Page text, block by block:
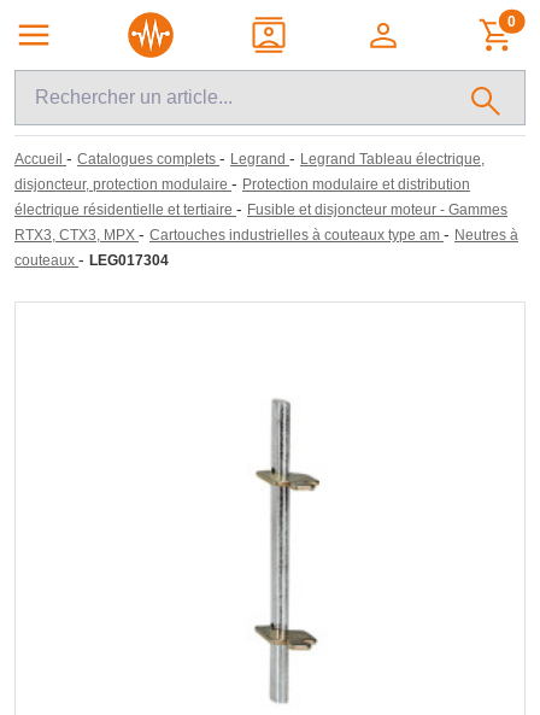
0
Accueil - Catalogues complets - Legrand - Legrand Tableau électrique,
disjoncteur, protection modulaire - Protection modulaire et distribution
électrique résidentielle et tertiaire - Fusible et disjoncteur moteur - Gammes
RTX3, CTX3, MPX - Cartouches industrielles à couteaux type am - Neutres à
couteaux - LEG017304